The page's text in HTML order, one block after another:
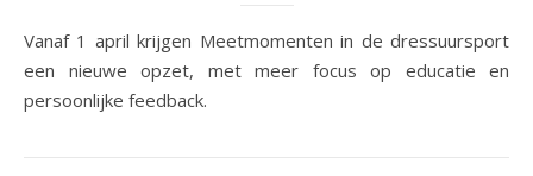
Vanaf 1 april krijgen Meetmomenten in de dressuursport
een nieuwe opzet, met meer focus op educatie en
persoonlijke feedback.